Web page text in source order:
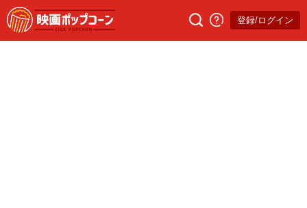
登録/ログイン